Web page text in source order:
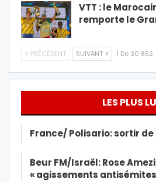
VTT : le
remporte le
PRÉCÉDENT SUIVANT 1 De 30 852
LES PLUS
France/ Polisario: sortir de
Beur FM/Israël: Rose
« agissements